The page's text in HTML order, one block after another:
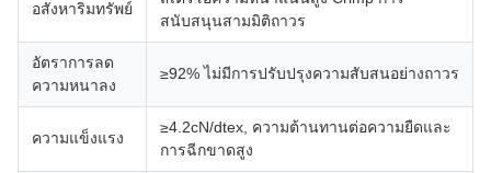
อสังหาริมทรัพย์
สนับสนุนสามมิติถาวร
อัตราการลด
ความหนาลง
≥92% ไม่มีการปรับปรุงความสับสนอย่างถาวร
ความแข็งแรง
≥4.2cN/dtex, ความต้านทานต่อความยืดและ
การฉีกขาดสูง